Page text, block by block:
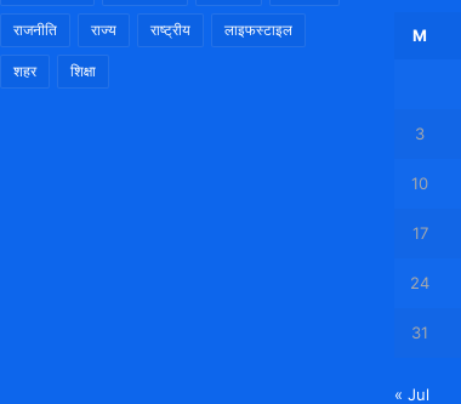
राजनीति राज्य राष्ट्रीय लाइफस्टाइल
शहर शिक्षा
M
3
10
17
24
31
« Jul